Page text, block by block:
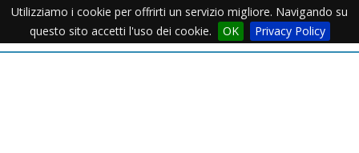
Utilizziamo i cookie per offrirti un servizio migliore. Navigando su
questo sito accetti l'uso dei cookie.
OK Privacy PolicyMenu